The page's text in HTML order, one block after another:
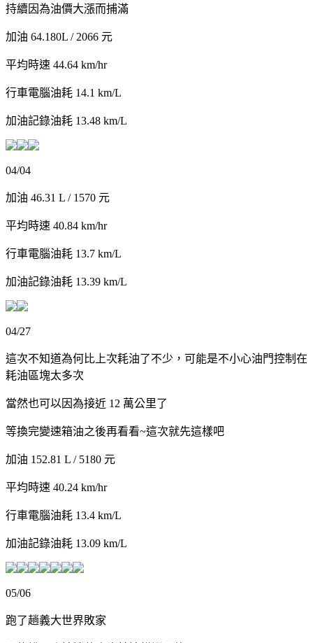
持續因為油價大漲而捕滿
加油 64.180L / 2066 元
平均時速 44.64 km/hr
行車電腦油耗 14.1 km/L
加油記錄油耗 13.48 km/L
04/04
加油 46.31 L / 1570 元
平均時速 40.84 km/hr
行車電腦油耗 13.7 km/L
加油記錄油耗 13.39 km/L
04/27
這次不知道為何比上次耗油了不少，可能是不小心油門控制在
耗油區塊太多次
當然也可以因為接近 12 萬公里了
等換完變速箱油之後再看看~這次就先這樣吧
加油 152.81 L / 5180 元
平均時速 40.24 km/hr
行車電腦油耗 13.4 km/L
加油記錄油耗 13.09 km/L
05/06
跑了趟義大世界敗家